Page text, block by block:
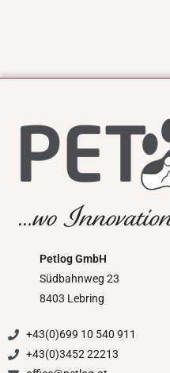
Petlog GmbH
Südbahnweg 23
8403 Lebring
+43(0)699 10 540 911
+43(0)3452 22213